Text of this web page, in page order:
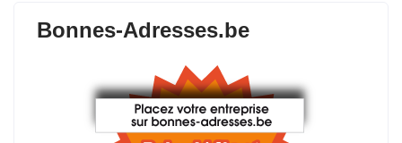
Bonnes-Adresses.be